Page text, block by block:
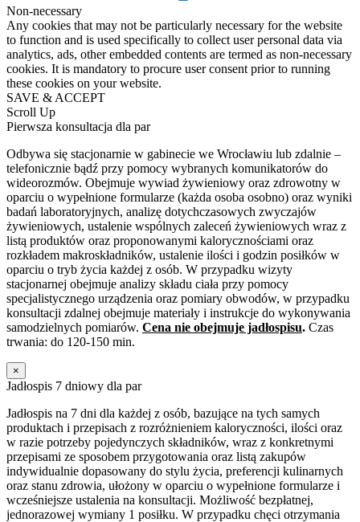
Non-necessary
Any cookies that may not be particularly necessary for the website
to function and is used specifically to collect user personal data via
analytics, ads, other embedded contents are termed as non-necessary
cookies. It is mandatory to procure user consent prior to running
these cookies on your website.
SAVE & ACCEPT
Scroll Up
Pierwsza konsultacja dla par
Odbywa się stacjonarnie w gabinecie we Wrocławiu lub zdalnie –
telefonicznie bądź przy pomocy wybranych komunikatorów do
wideorozmów. Obejmuje wywiad żywieniowy oraz zdrowotny w
oparciu o wypełnione formularze (każda osoba osobno) oraz wyniki
badań laboratoryjnych, analizę dotychczasowych zwyczajów
żywieniowych, ustalenie wspólnych zaleceń żywieniowych wraz z
listą produktów oraz proponowanymi kalorycznościami oraz
rozkładem makroskładników, ustalenie ilości i godzin posiłków w
oparciu o tryb życia każdej z osób. W przypadku wizyty
stacjonarnej obejmuje analizy składu ciała przy pomocy
specjalistycznego urządzenia oraz pomiary obwodów, w przypadku
konsultacji zdalnej obejmuje materiały i instrukcje do wykonywania
samodzielnych pomiarów. Cena nie obejmuje jadłospisu. Czas
trwania: do 120-150 min.
×
Jadłospis 7 dniowy dla par
Jadłospis na 7 dni dla każdej z osób, bazujące na tych samych
produktach i przepisach z rozróżnieniem kaloryczności, ilości oraz
w razie potrzeby pojedynczych składników, wraz z konkretnymi
przepisami ze sposobem przygotowania oraz listą zakupów
indywidualnie dopasowany do stylu życia, preferencji kulinarnych
oraz stanu zdrowia, ułożony w oparciu o wypełnione formularze i
wcześniejsze ustalenia na konsultacji. Możliwość bezpłatnej,
jednorazowej wymiany 1 posiłku. W przypadku chęci otrzymania